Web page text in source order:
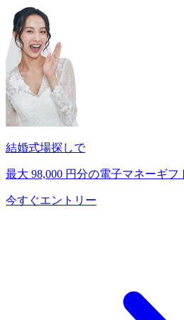
結婚式場探しで
最大 98,000 円分の電子マネーギフ
今すぐエントリー